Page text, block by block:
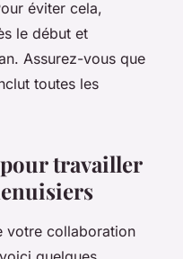
éviter cela,
le début et
Assurez-vous que
toutes les
travailler
votre collaboration